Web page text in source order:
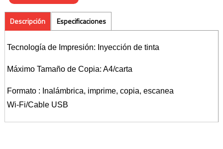
Wireless
Descripción Especificaciones
Tecnología de Impresión: Inyección de tinta
Máximo Tamaño de Copia: A4/carta
Formato : Inalámbrica, imprime, copia, escanea
Wi-Fi/Cable USB